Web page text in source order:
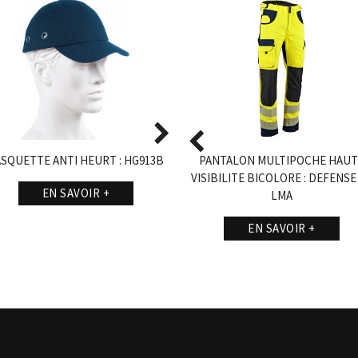
ANTI HEURT : HG913B
EN SAVOIR +
Calotte écran arc électrique
EN SAVOIR +
CHAUSSURE MONTANTE SPECIALE
COVERGUARD
PANTALON MULTIPOCHE
VISIBILITE BICOLORE :
LMA
EN SAVOIR +